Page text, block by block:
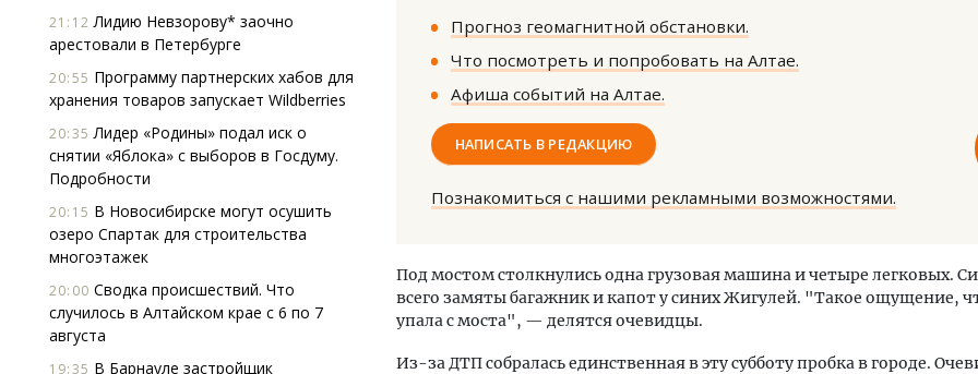
21:12 Лидию Невзорову* заочно
арестовали в Петербурге
20:55 Программу партнерских хабов для
хранения товаров запускает Wildberries
20:35 Лидер «Родины» подал иск о
снятии «Яблока» с выборов в Госдуму.
Подробности
20:15 В Новосибирске могут осушить
озеро Спартак для строительства
многоэтажек
20:00 Сводка происшествий. Что
случилось в Алтайском крае с 6 по 7
августа
19:35 В Барнауле застройщик
Прогноз геомагнитной обстановки.
Что посмотреть и попробовать на Алтае.
Афиша событий на Алтае.
НАПИСАТЬ В РЕДАКЦИЮ
Познакомиться с нашими рекламными возможностями.
Под мостом столкнулись одна грузовая машина и четыре легковых.
всего замяты багажник и капот у синих Жигулей. "Такое ощущение,
упала с моста", — делятся очевидцы.
Из-за ДТП собралась единственная в эту субботу пробка в городе.
Ищем новые берега. Гендиректор
«Жилищной инициативы» Юрий
Гатилов — о том, как девелоперу
штормит
Архитектурный код
земли. Мощение
плитами становится
стандартом
СТРОИТЕЛЬСТВО